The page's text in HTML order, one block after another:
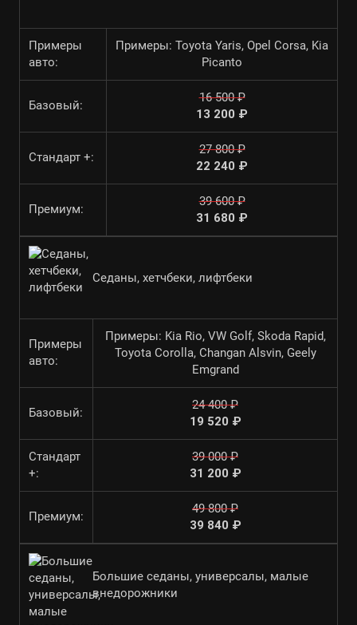
Примеры
авто:
Примеры: Toyota Yaris, Opel Corsa, Kia
Picanto
Базовый:
16 500 ₽
13 200 ₽
Стандарт +:
27 800 ₽
22 240 ₽
Премиум:
39 600 ₽
31 680 ₽
Седаны, хетчбеки, лифтбеки
Примеры
авто:
Примеры: Kia Rio, VW Golf, Skoda Rapid,
Toyota Corolla, Changan Alsvin, Geely
Emgrand
Базовый:
24 400 ₽
19 520 ₽
Стандарт
+:
39 000 ₽
31 200 ₽
Премиум:
49 800 ₽
39 840 ₽
Большие седаны, универсалы, малые
внедорожники